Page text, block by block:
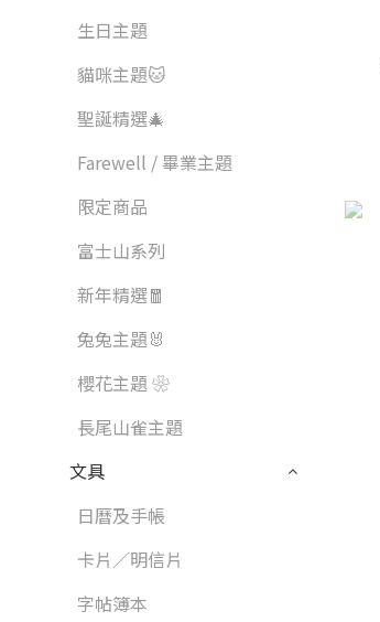
生日主題
貓咪主題🐱
聖誕精選🎄
Farewell / 畢業主題
限定商品
富士山系列
新年精選🧧
兔兔主題🐰
櫻花主題 ❀
長尾山雀主題
文具
日曆及手帳
卡片／明信片
字帖簿本